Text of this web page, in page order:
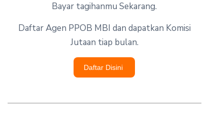
Bayar tagihanmu Sekarang.
Daftar Agen PPOB MBI dan dapatkan Komisi
Jutaan tiap bulan.
Daftar Disini